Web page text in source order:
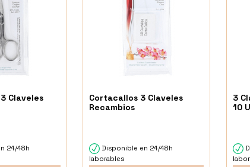
Claveles
24/48h
Cortacallos 3 Claveles
Recambios
Disponible en 24/48h
laborables
3
10